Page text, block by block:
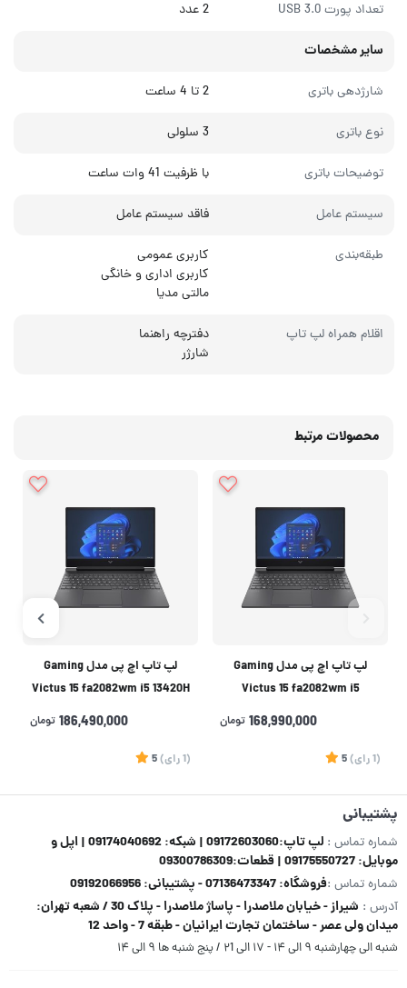
تعداد پورت USB 3.0 2 عدد
سایر مشخصات
شارژدهی باتری 2 تا 4 ساعت
نوع باتری 3 سلولی
توضیحات باتری با ظرفیت 41 وات ساعت
سیستم عامل فاقد سیستم عامل
طبقه‌بندی
کاربری عمومی
کاربری اداری و خانگی
مالتی مدیا
اقلام همراه لپ تاپ
دفترچه راهنما
شارژر
محصولات مرتبط
لپ تاپ اچ پی مدل Gaming
Victus 15 fa2082wm i5
(13420H)16GB 512SSD
168,990,000 تومان
(1 رای)
5
لپ تاپ اچ پی مدل Gaming
Victus 15 fa2082wm i5 13420H
32GB 512SSD 6GB(RTX4050)
186,490,000 تومان
(1 رای)
5
پشتیبانی
شماره تماس :
لپ تاپ:09172603060 | شبکه: 09174040692 | اپل و
موبایل: 09175550727 | قطعات:09300786309
شماره تماس :فروشگاه: 07136473347 - پشتیبانی: 09192066956
آدرس :
شیراز - خیابان ملاصدرا - پاساژ ملاصدرا - پلاک 30 / شعبه تهران:
میدان ولی عصر - ساختمان تجارت ایرانیان - طبقه 7 - واحد 12
شنبه الی چهارشنبه ۹ الی ۱۴ - ۱۷ الی ۲1 / پنج شنبه ها ۹ الی ۱۴